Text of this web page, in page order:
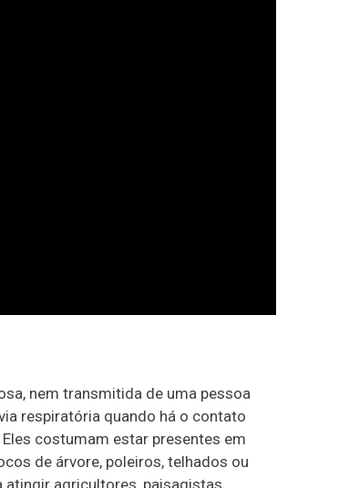
nem transmitida de uma pessoa
respiratória quando há o contato
costumam estar presentes em
de árvore, poleiros, telhados ou